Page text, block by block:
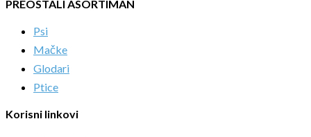
PREOSTALI ASORTIMAN
Psi
Mačke
Glodari
Ptice
Korisni linkovi